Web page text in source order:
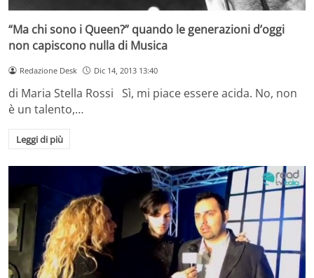
“Ma chi sono i Queen?” quando le generazioni d’oggi
non capiscono nulla di Musica
Redazione Desk Dic 14, 2013 13:40
di Maria Stella Rossi Sì, mi piace essere acida. No, non
è un talento,…
Leggi di più